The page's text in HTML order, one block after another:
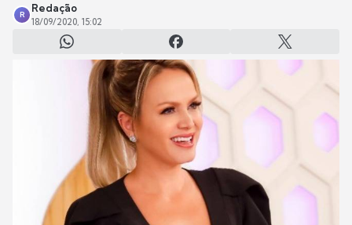
R
Redação
18/09/2020, 15:02